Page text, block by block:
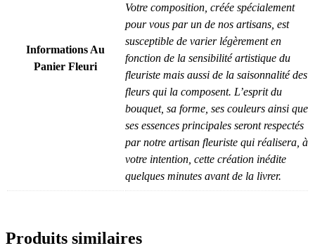
Informations Au
Panier Fleuri
Votre composition, créée spécialement
pour vous par un de nos artisans, est
susceptible de varier légèrement en
fonction de la sensibilité artistique du
fleuriste mais aussi de la saisonnalité des
fleurs qui la composent. L’esprit du
bouquet, sa forme, ses couleurs ainsi que
ses essences principales seront respectés
par notre artisan fleuriste qui réalisera, à
votre intention, cette création inédite
quelques minutes avant de la livrer.
Produits similaires